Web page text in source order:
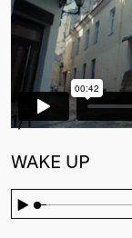
Events
Upcoming
Past
Membership
Members
Young
Friends of
1/1
WAKE UP